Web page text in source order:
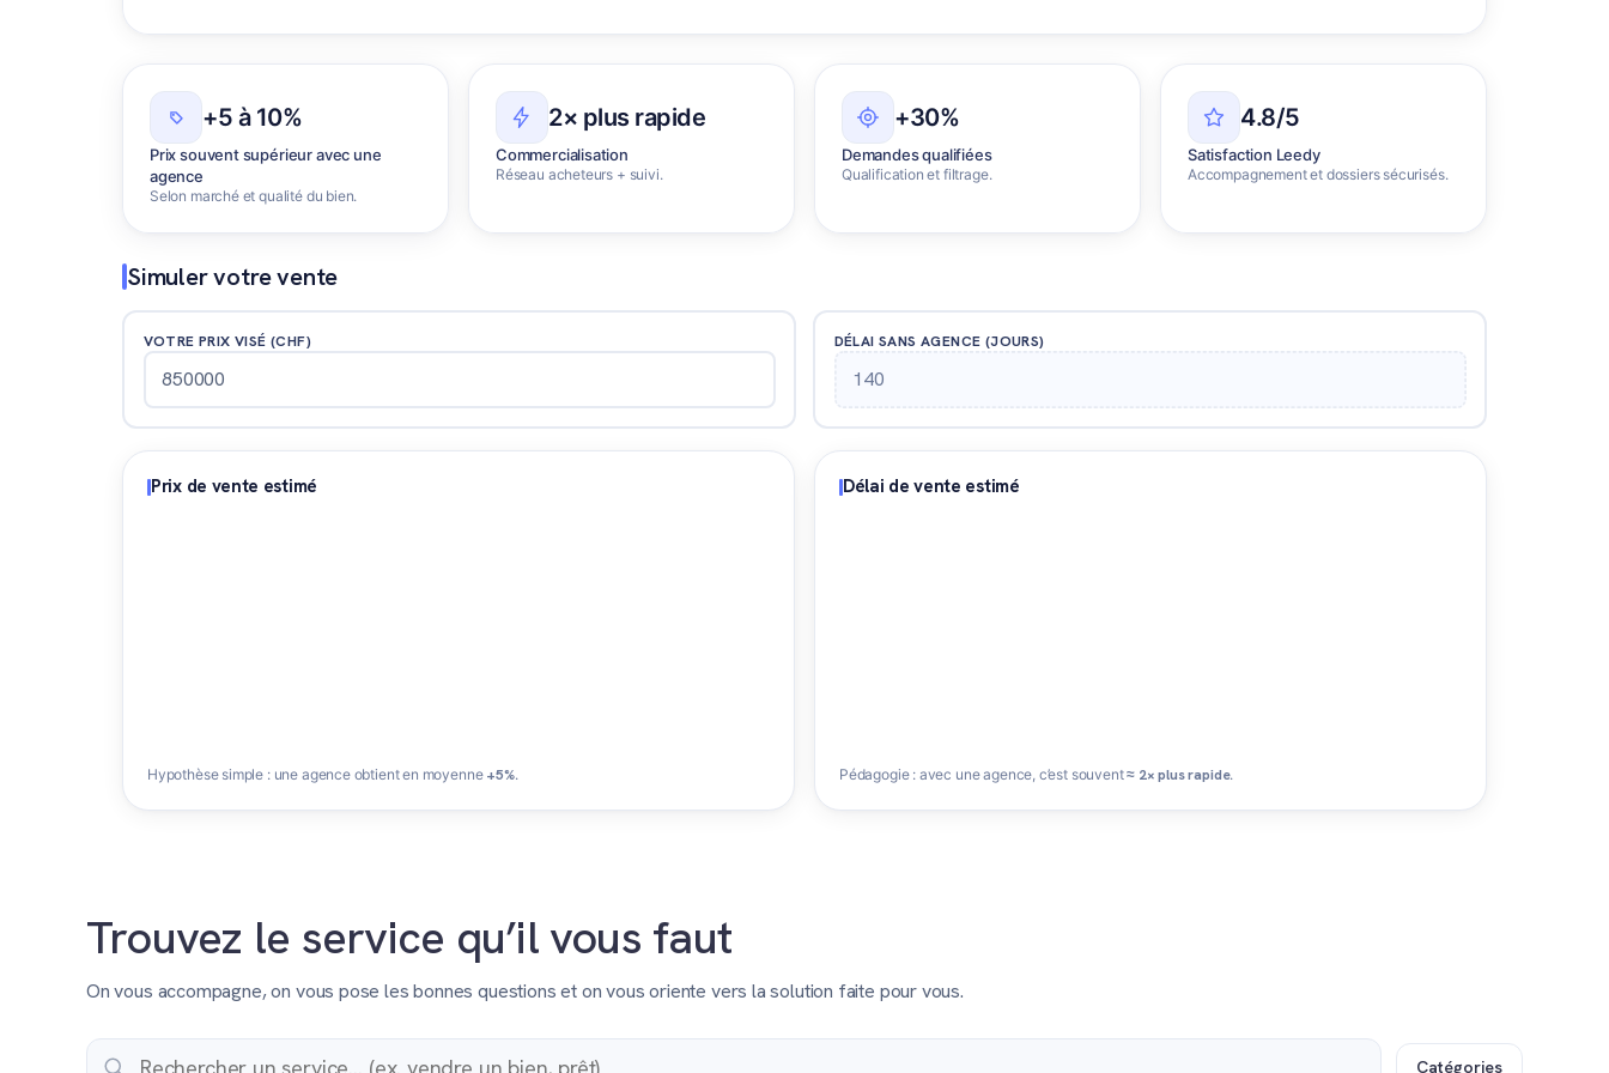
+5 à 10%
Prix souvent supérieur avec une
agence
Selon marché et qualité du bien.
2× plus rapide
Commercialisation
Réseau acheteurs + suivi.
+30%
Demandes qualifiées
Qualification et filtrage.
4.8/5
Satisfaction Leedy
Accompagnement et dossiers sécurisés.
Simuler votre vente
VOTRE PRIX VISÉ (CHF) DÉLAI SANS AGENCE (JOURS)
Prix de vente estimé
Hypothèse simple : une agence obtient en moyenne +5%.
Délai de vente estimé
Pédagogie : avec une agence, c’est souvent≈ 2× plus rapide.
Trouvez le service qu’il vous faut
On vous accompagne, on vous pose les bonnes questions et on vous oriente vers la solution faite pour vous.
Catégories